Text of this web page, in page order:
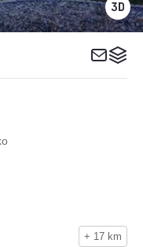
+ 17 km